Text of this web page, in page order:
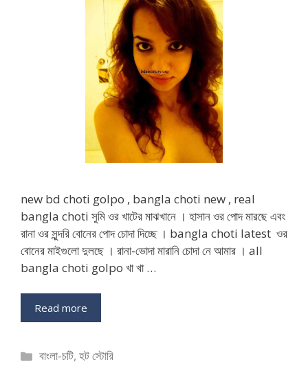
new bd choti golpo , bangla choti new , real
bangla choti সুমি ওর খাটের মাঝখানে । হাসান ওর পোদ মারছে এবং
রানা ওর সুন্দরি বোনের পোদ চোদা দিচ্ছে । bangla choti latest ওর
বোনের মাইগুলো দুলছে । রানা-ভোদা মারানি চোদা নে আমার । all
bangla choti golpo খা খা …
Read more
Categories
বাংলা-চটি,হট স্টোরি